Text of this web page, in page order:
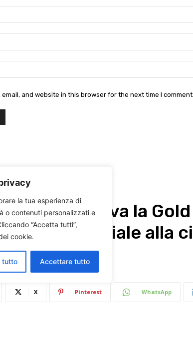
la tua esperienza di
o contenuti personalizzati e
“Accetta tutti”,
cookie.
tutto Accettare tutto
email, and website in this browser for the next time I comment.